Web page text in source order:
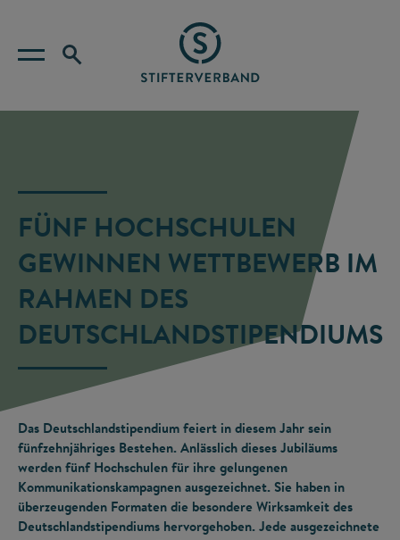
FÜNF HOCHSCHULEN
GEWINNEN WETTBEWERB IM
RAHMEN DES
DEUTSCHLANDSTIPENDIUMS
Das Deutschlandstipendium feiert in diesem Jahr sein
fünfzehnjähriges Bestehen. Anlässlich dieses Jubiläums
werden fünf Hochschulen für ihre gelungenen
Kommunikationskampagnen ausgezeichnet. Sie haben in
überzeugenden Formaten die besondere Wirksamkeit des
Deutschlandstipendiums hervorgehoben. Jede ausgezeichnete